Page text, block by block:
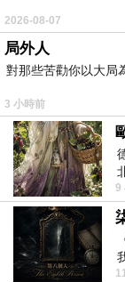
2026-08-07
局外人
對那些苦勸你以大局
3 小時前
9